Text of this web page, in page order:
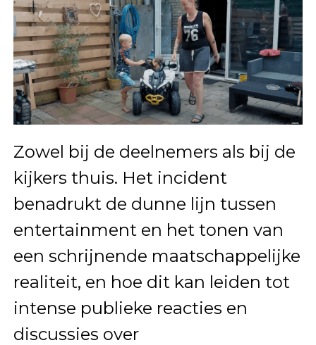
Zowel bij de deelnemers als bij de
kijkers thuis. Het incident
benadrukt de dunne lijn tussen
entertainment en het tonen van
een schrijnende maatschappelijke
realiteit, en hoe dit kan leiden tot
intense publieke reacties en
discussies over